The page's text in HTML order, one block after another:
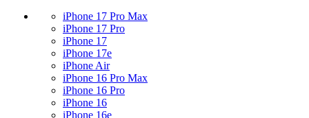
iPhone 17 Pro Max
iPhone 17 Pro
iPhone 17
iPhone 17e
iPhone Air
iPhone 16 Pro Max
iPhone 16 Pro
iPhone 16
iPhone 16e